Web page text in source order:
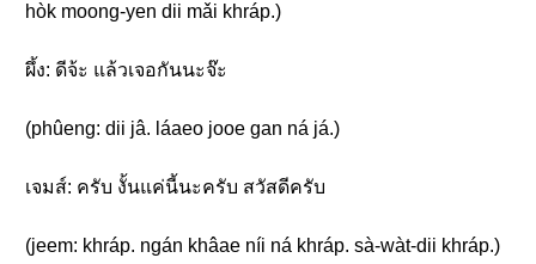
hòk moong-yen dii mǎi khráp.)
ผึ้ง: ดีจ้ะ แล้วเจอกันนะจ๊ะ
(phûeng: dii jâ. láaeo jooe gan ná já.)
เจมส์: ครับ งั้นแค่นี้นะครับ สวัสดีครับ
(jeem: khráp. ngán khâae níi ná khráp. sà-wàt-dii khráp.)